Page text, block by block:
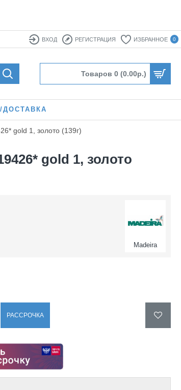
ВХОД РЕГИСТРАЦИЯ ИЗБРАННОЕ 0
Товаров 0 (0.00р.)
ДОСТАВКА
gold 1, золото (139г)
gold 1, золото
Madeira
РАССРОЧКА